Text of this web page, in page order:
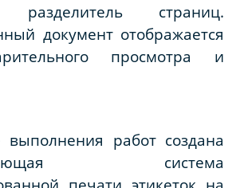
разделитель страниц.
документ отображается
просмотра и
выполнения работ создана
система